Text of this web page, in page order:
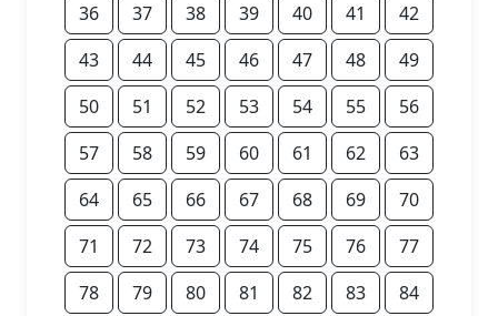
36
37 38 39 40 41
42
43
44 45 46 47 48
49
50
51 52 53 54 55
56
57
58 59 60 61 62
63
64
65 66 67 68 69
70
71
72 73 74 75 76
77
78
79 80 81 82 83
84